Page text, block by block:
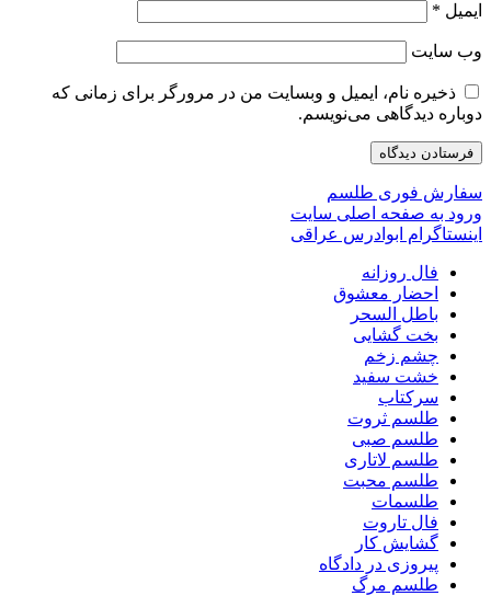
ایمیل *
وب‌ سایت
ذخیره نام، ایمیل و وبسایت من در مرورگر برای زمانی که
دوباره دیدگاهی می‌نویسم.
سفارش فوری طلسم
ورود به صفحه اصلی سایت
اینستاگرام ابوادرس عراقی
فال روزانه
احضار معشوق
باطل السحر
بخت گشایی
چشم زخم
خشت سفید
سرکتاب
طلسم ثروت
طلسم صبی
طلسم لاتاری
طلسم محبت
طلسمات
فال تاروت
گشایش کار
پیروزی در دادگاه
طلسم مرگ